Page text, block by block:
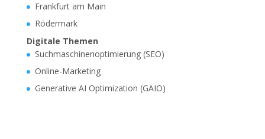
Frankfurt am Main
Rödermark
Digitale Themen
Suchmaschinenoptimierung (SEO)
Online-Marketing
Generative AI Optimization (GAIO)